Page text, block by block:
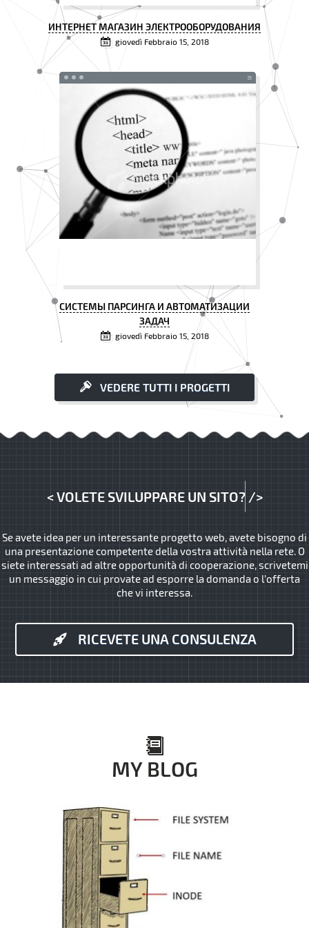
ИНТЕРНЕТ МАГАЗИН ЭЛЕКТРООБОРУДОВАНИЯ
giovedì Febbraio 15, 2018
СИСТЕМЫ ПАРСИНГА И АВТОМАТИЗАЦИИ
ЗАДАЧ
giovedì Febbraio 15, 2018
VEDERE TUTTI I PROGETTI
<VOLETE SVILUPPARE UN SITO? />
Se avete idea per un interessante progetto web, avete bisogno di
una presentazione competente della vostra attività nella rete. O
siete interessati ad altre opportunità di cooperazione, scrivetemi
un messaggio in cui provate ad esporre la domanda o l’offerta
che vi interessa.
RICEVETE UNA CONSULENZA
MY BLOG